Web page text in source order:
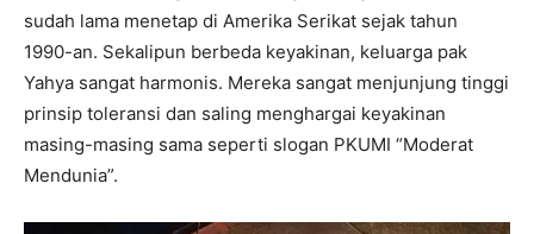
sudah lama menetap di Amerika Serikat sejak tahun
1990-an. Sekalipun berbeda keyakinan, keluarga pak
Yahya sangat harmonis. Mereka sangat menjunjung tinggi
prinsip toleransi dan saling menghargai keyakinan
masing-masing sama seperti slogan PKUMI “Moderat
Mendunia”.